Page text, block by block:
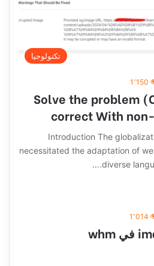
تكنولوجيا
1٬150
(Solve the problem
correct With
Introduction The
necessitated the adaptation of
diverse
1٬014